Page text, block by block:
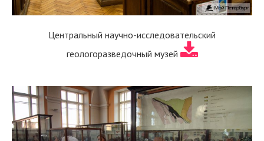
Центральный научно-исследовательский
геологоразведочный музей